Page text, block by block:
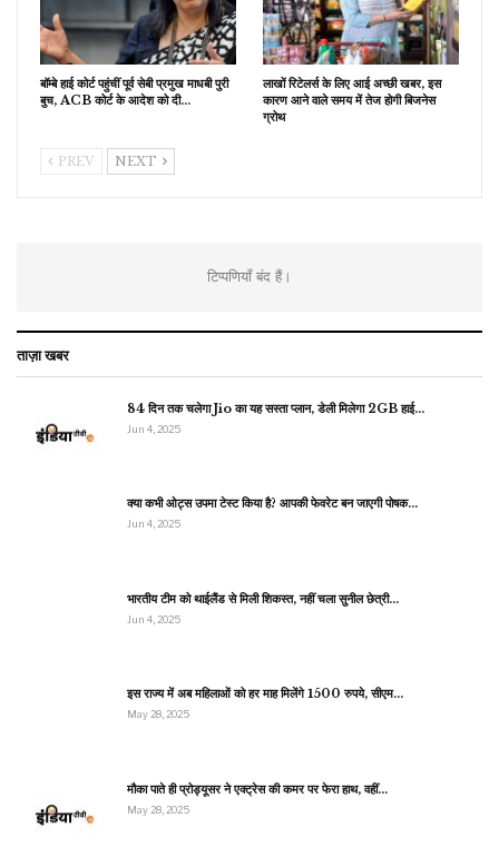
बॉम्बे हाई कोर्ट पहुंचीं पूर्व सेबी प्रमुख माधबी पुरी
बुच, ACB कोर्ट के आदेश को दी…
लाखों रिटेलर्स के लिए आई अच्छी खबर, इस
कारण आने वाले समय में तेज होगी बिजनेस
ग्रोथ
PREV NEXT
टिप्पणियाँ बंद हैं।
ताज़ा खबर
84 दिन तक चलेगा Jio का यह सस्ता प्लान, डेली मिलेगा 2GB हाई…
Jun 4, 2025
क्या कभी ओट्स उपमा टेस्ट किया है? आपकी फेवरेट बन जाएगी पोषक…
Jun 4, 2025
भारतीय टीम को थाईलैंड से मिली शिकस्त, नहीं चला सुनील छेत्री…
Jun 4, 2025
इस राज्य में अब महिलाओं को हर माह मिलेंगे 1500 रुपये, सीएम…
May 28, 2025
मौका पाते ही प्रोड्यूसर ने एक्ट्रेस की कमर पर फेरा हाथ, वहीं…
May 28, 2025